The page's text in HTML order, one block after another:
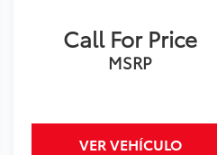
Call For Price
MSRP
VER VEHÍCULO